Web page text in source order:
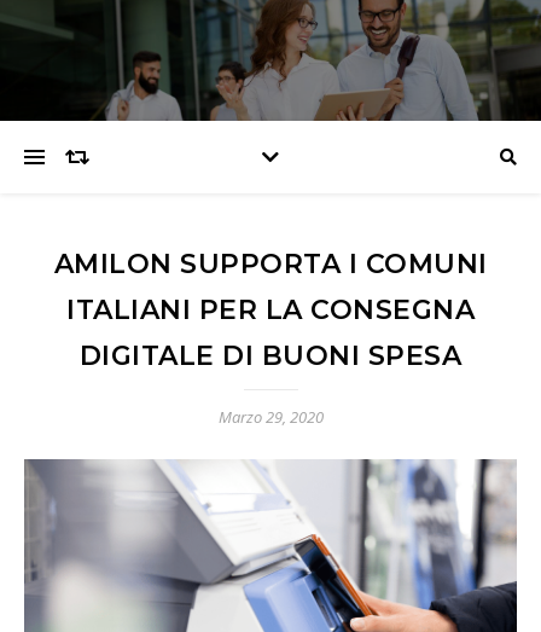
AMILON SUPPORTA I COMUNI
ITALIANI PER LA CONSEGNA
DIGITALE DI BUONI SPESA
Marzo 29, 2020